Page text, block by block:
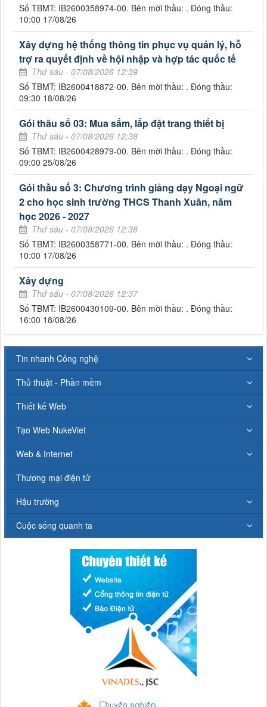
Số TBMT: IB2600358974-00. Bên mời thầu: . Đóng thầu:
10:00 17/08/26
Xây dựng hệ thống thông tin phục vụ quản lý, hỗ
trợ ra quyết định về hội nhập và hợp tác quốc tế
Thứ sáu - 07/08/2026 12:39
Số TBMT: IB2600418872-00. Bên mời thầu: . Đóng thầu:
09:30 18/08/26
Gói thầu số 03: Mua sắm, lắp đặt trang thiết bị
Thứ sáu - 07/08/2026 12:38
Số TBMT: IB2600428979-00. Bên mời thầu: . Đóng thầu:
09:00 25/08/26
Gói thầu số 3: Chương trình giảng dạy Ngoại ngữ
2 cho học sinh trường THCS Thanh Xuân, năm
học 2026 - 2027
Thứ sáu - 07/08/2026 12:38
Số TBMT: IB2600358771-00. Bên mời thầu: . Đóng thầu:
10:00 17/08/26
Xây dựng
Thứ sáu - 07/08/2026 12:37
Số TBMT: IB2600430109-00. Bên mời thầu: . Đóng thầu:
16:00 18/08/26
Tin nhanh Công nghệ
Thủ thuật - Phần mềm
Thiết kế Web
Tạo Web NukeViet
Web & Internet
Thương mại điện tử
Hậu trường
Cuộc sống quanh ta